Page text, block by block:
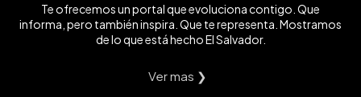
Te ofrecemos un portal que evoluciona contigo. Que
informa, pero también inspira. Que te representa. Mostramos
de lo que está hecho El Salvador.
Ver mas ❯